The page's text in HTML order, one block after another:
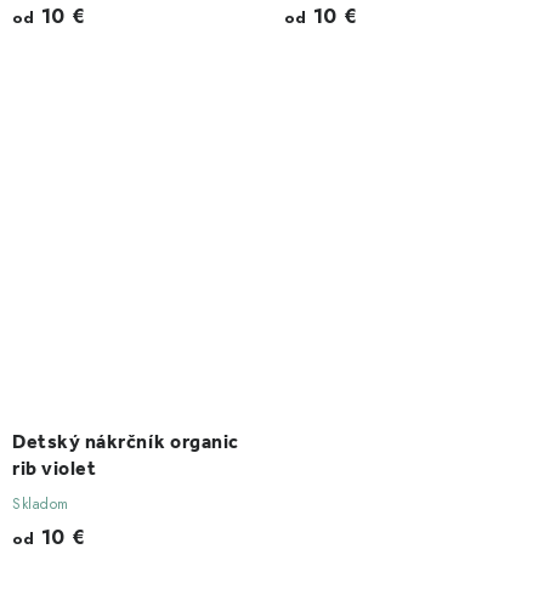
od 10 € od 10 €
Detský nákrčník organic
rib violet
Skladom
od 10 €